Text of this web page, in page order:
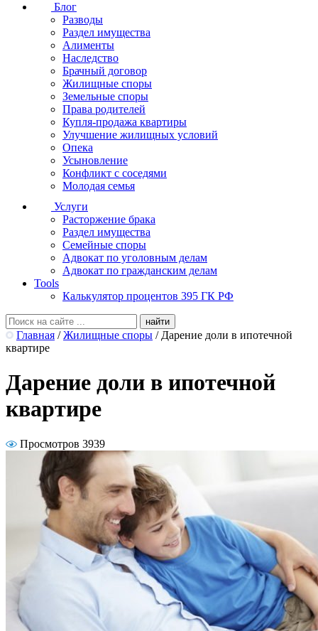
Блог
Разводы
Раздел имущества
Алименты
Наследство
Брачный договор
Жилищные споры
Земельные споры
Права родителей
Купля-продажа квартиры
Улучшение жилищных условий
Опека
Усыновление
Конфликт с соседями
Молодая семья
Услуги
Расторжение брака
Раздел имущества
Семейные споры
Адвокат по уголовным делам
Адвокат по гражданским делам
Tools
Калькулятор процентов 395 ГК РФ
Главная / Жилищные споры / Дарение доли в ипотечной
квартире
Дарение доли в ипотечной
квартире
Просмотров 3939